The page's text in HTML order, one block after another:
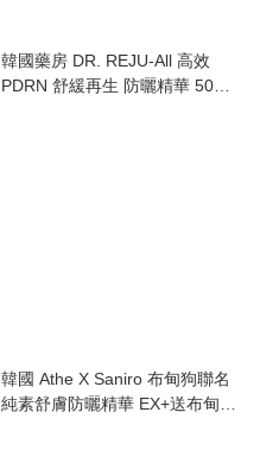
韓國藥房 DR. REJU-All 高效
PDRN 舒緩再生 防曬精華 50ml
韓國 Athe X Saniro 布甸狗聯名
純素舒膚防曬精華 EX+送布甸狗